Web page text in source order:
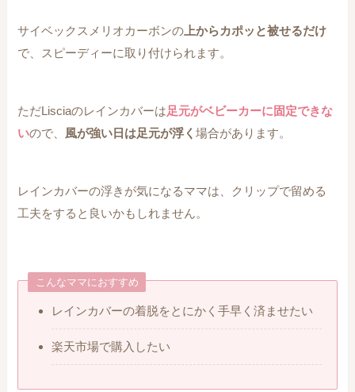
サイベックスメリオカーボンの 上からカポッと被せるだけ
で、スピーディーに取り付けられます。
ただLisciaのレインカバーは足元がベビーカーに固定できな
いので、 風が強い日は足元が浮く場合があります。
レインカバーの浮きが気になるママは、クリップで留める
工夫をすると良いかもしれません。
こんなママにおすすめ
レインカバーの着脱をとにかく手早く済ませたい
楽天市場で購入したい